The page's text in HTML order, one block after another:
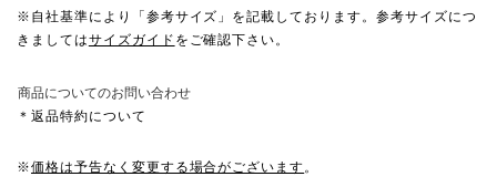
※自社基準により「参考サイズ」を記載しております。参考サイズにつ
きましてはサイズガイド をご確認下さい。
商品についてのお問い合わせ
＊返品特約について
※価格は予告なく変更する場合がございます。